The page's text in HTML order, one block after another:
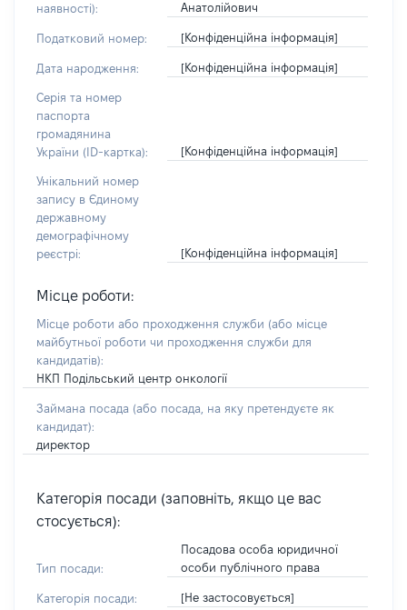
наявності):
Анатолійович
Податковий номер: [Конфіденційна інформація]
Дата народження: [Конфіденційна інформація]
Серія та номер
паспорта
громадянина
України (ID-картка):
[Конфіденційна інформація]
Унікальний номер
запису в Єдиному
державному
демографічному
реєстрі:
[Конфіденційна інформація]
Місце роботи:
Місце роботи або проходження служби (або місце
майбутньої роботи чи проходження служби для
кандидатів):
НКП Подільський центр онкології
Займана посада (або посада, на яку претендуєте як
кандидат):
директор
Категорія посади (заповніть, якщо це вас
стосується):
Тип посади:
Посадова особа юридичної
особи публічного права
Категорія посади: [Не застосовується]